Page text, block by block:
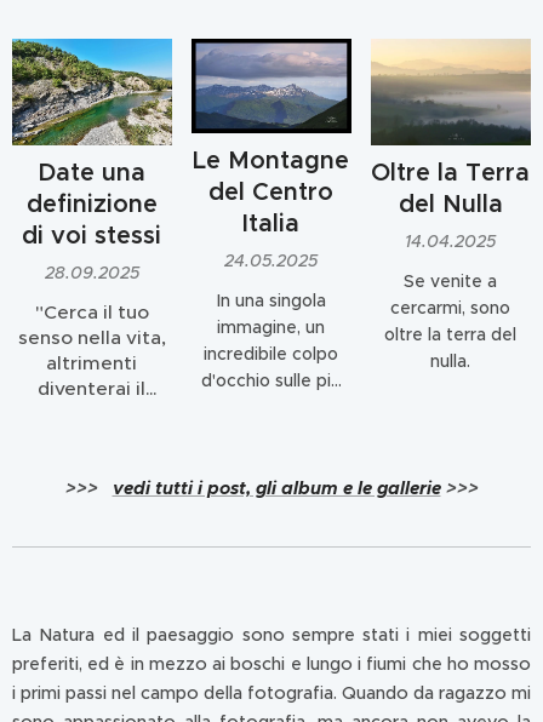
Date una
definizione
di voi stessi
28.09.2025
"Cerca il tuo
senso nella vita,
altrimenti
diventerai il
Le Montagne
del Centro
Italia
24.05.2025
In una singola
immagine, un
incredibile colpo
d'occhio sulle più
tre grandi parchi: il
Laga, ed il parco
della Majella.
Queste fotografie
Oltre la Terra
del Nulla
14.04.2025
Se venite a
cercarmi, sono
oltre la terra del
nulla.
>>> vedi tutti i post, gli album e le gallerie>>>
La Natura ed il paesaggio sono sempre stati i miei soggetti
preferiti, ed è in mezzo ai boschi e lungo i fiumi che ho mosso
i primi passi nel campo della fotografia. Quando da ragazzo mi